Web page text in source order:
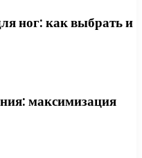
ног: как выбрать и
максимизация